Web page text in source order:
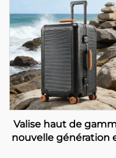
Valise haut de
nouvelle génération